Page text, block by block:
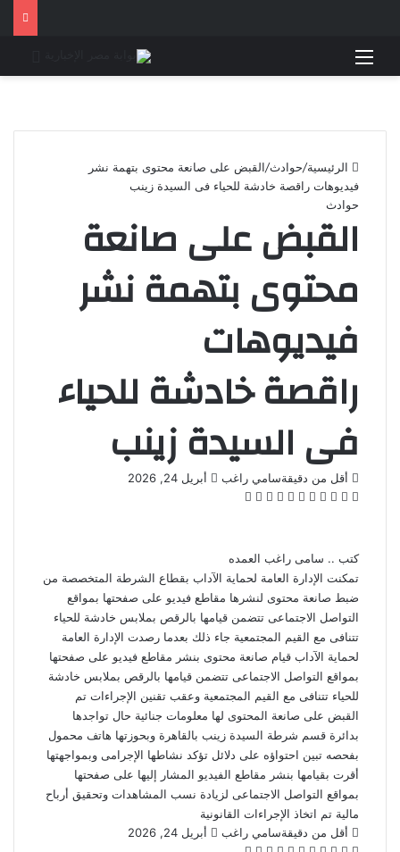
القائمة
الرئيسية/حوادث/القبض على صانعة محتوى بتهمة نشر
فيديوهات راقصة خادشة للحياء فى السيدة زينب
حوادث
القبض على صانعة
محتوى بتهمة نشر
فيديوهات
راقصة خادشة للحياء
فى السيدة زينب
سامي راغب
أرسل
أبريل 24, 2026
أقل من دقيقة
فيسبوك
‫X لينكدإنبينتيريست
‫Pocket
واتساب
تيلقرام
ڤايبر
كتب .. سامى راغب العمده
تمكنت الإدارة العامة لحماية الآداب بقطاع الشرطة المتخصصة من
ضبط صانعة محتوى لنشرها مقاطع فيديو على صفحتها بمواقع
التواصل الاجتماعى تتضمن قيامها بالرقص بملابس خادشة للحياء
تتنافى مع القيم المجتمعية جاء ذلك بعدما رصدت الإدارة العامة
لحماية الآداب قيام صانعة محتوى بنشر مقاطع فيديو على صفحتها
بمواقع التواصل الاجتماعى تتضمن قيامها بالرقص بملابس خادشة
للحياء تتنافى مع القيم المجتمعية وعقب تقنين الإجراءات تم
القبض على صانعة المحتوى لها معلومات جنائية حال تواجدها
بدائرة قسم شرطة السيدة زينب بالقاهرة وبحوزتها هاتف محمول
بفحصه تبين احتواؤه على دلائل تؤكد نشاطها الإجرامى وبمواجهتها
أقرت بقيامها بنشر مقاطع الفيديو المشار إليها على صفحتها
بمواقع التواصل الاجتماعى لزيادة نسب المشاهدات وتحقيق أرباح
مالية تم اتخاذ الإجراءات القانونية
سامي راغب
أرسل
أبريل 24, 2026
أقل من دقيقة